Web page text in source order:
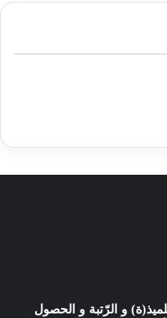
و الرّتبة و الحصول